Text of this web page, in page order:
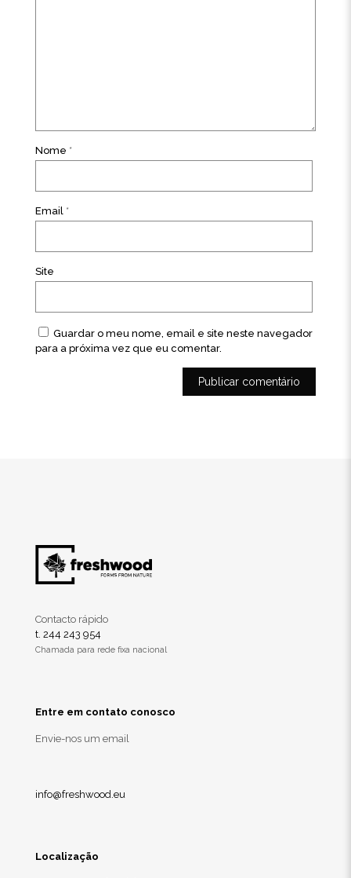
Nome *
Email *
Site
Guardar o meu nome, email e site neste navegador
para a próxima vez que eu comentar.
Contacto rápido
t. 244 243 954
Chamada para rede fixa nacional
Entre em contato conosco
Envie-nos um email
info@freshwood.eu
Localização